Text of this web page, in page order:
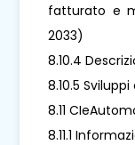
fatturato e
2033)
8.10.4
8.10.5
8.11
8.11.1